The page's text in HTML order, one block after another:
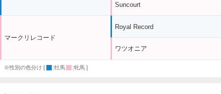
マークリレコード
Suncourt
Royal Record
ワツオニア
※性別の色分け [ :牡馬 :牝馬 ]